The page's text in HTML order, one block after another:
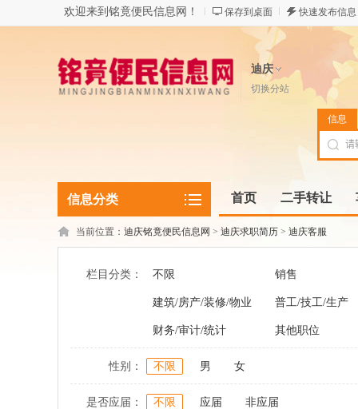
欢迎来到铭竟便民信息网！ 保存到桌面 快速发布信息
迪庆
切换分站
信息
信息分类 首页 二手转让
当前位置： 迪庆铭竟便民信息网 > 迪庆求职简历 > 迪庆客服
栏目分类： 不限 销售
建筑/房产/装修/物业 普工/技工/生产
财务/审计/统计 其他职位
性别： 不限 男 女
是否应届： 不限 应届 非应届